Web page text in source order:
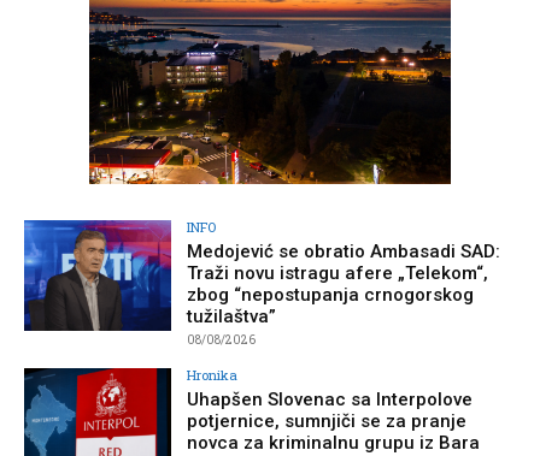
INFO
Medojević se obratio Ambasadi SAD:
Traži novu istragu afere „Telekom“,
zbog “nepostupanja crnogorskog
tužilaštva”
08/08/2026
Hronika
Uhapšen Slovenac sa Interpolove
potjernice, sumnjiči se za pranje
novca za kriminalnu grupu iz Bara